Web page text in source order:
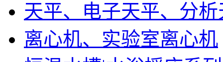
天平、电子天平、分析
离心机、实验室离心机